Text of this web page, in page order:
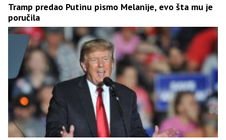
Tramp predao Putinu pismo Melanije, evo šta mu je
poručila